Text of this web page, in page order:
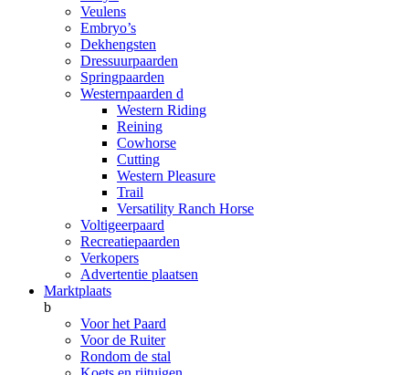
Veulens
Embryo’s
Dekhengsten
Dressuurpaarden
Springpaarden
Westernpaarden d
Western Riding
Reining
Cowhorse
Cutting
Western Pleasure
Trail
Versatility Ranch Horse
Voltigeerpaard
Recreatiepaarden
Verkopers
Advertentie plaatsen
Marktplaats
b
Voor het Paard
Voor de Ruiter
Rondom de stal